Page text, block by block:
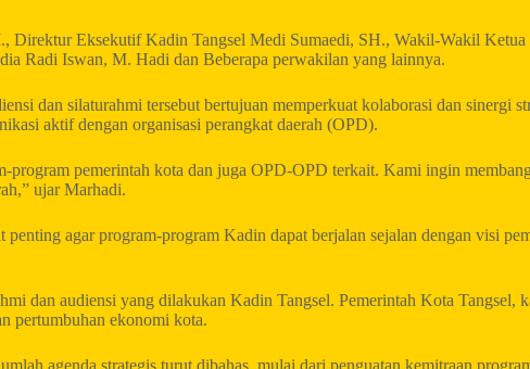
Direktur Eksekutif Kadin Tangsel Medi Sumaedi, SH., Wakil-Wakil
Radi Iswan, M. Hadi dan Beberapa perwakilan yang lainnya.
dan silaturahmi tersebut bertujuan memperkuat kolaborasi dan sinergi
aktif dengan organisasi perangkat daerah (OPD).
program pemerintah kota dan juga OPD-OPD terkait. Kami ingin
ujar Marhadi.
agar program-program Kadin dapat berjalan sejalan dengan visi
dan audiensi yang dilakukan Kadin Tangsel. Pemerintah Kota Tangsel,
pertumbuhan ekonomi kota.
agenda strategis turut dibahas, mulai dari penguatan kemitraan